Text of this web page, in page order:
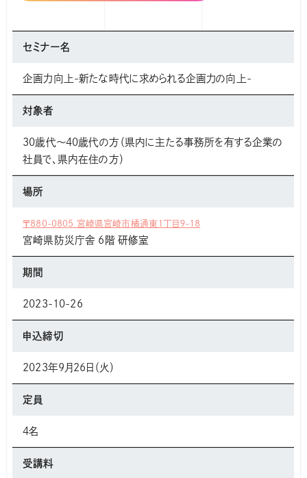
テーマ/内容
１企画とは
３課題化
４企画アイデアの具体化
５企画書作成（ワーク）
※ 講師が準備した設問等に回答いただく事前課題 を予定して
実施方法
対面
セミナー名
企画力向上-新たな時代に求められる企画力の向上-
対象者
30歳代～40歳代の方（県内に主たる事務所を有する企業の
社員で、県内在住の方）
場所
〒880-0805 宮崎県宮崎市橘通東１丁目９-18
宮崎県防災庁舎 6階 研修室
期間
2023-10-26
申込締切
2023年9月26日（火）
定員
4名
受講料